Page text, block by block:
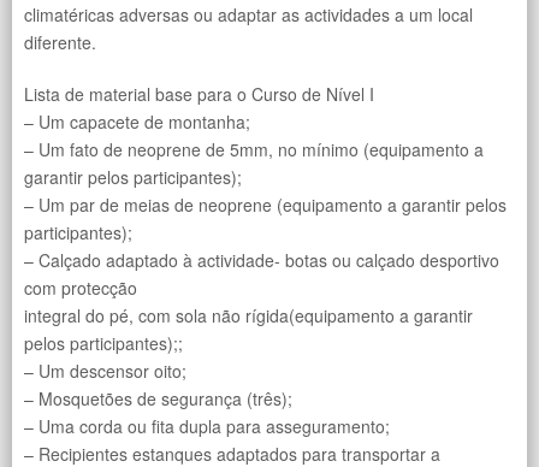
climatéricas adversas ou adaptar as actividades a um local
diferente.
Lista de material base para o Curso de Nível I
– Um capacete de montanha;
– Um fato de neoprene de 5mm, no mínimo (equipamento a
garantir pelos participantes);
– Um par de meias de neoprene (equipamento a garantir pelos
participantes);
– Calçado adaptado à actividade- botas ou calçado desportivo
com protecção
integral do pé, com sola não rígida(equipamento a garantir
pelos participantes);;
– Um descensor oito;
– Mosquetões de segurança (três);
– Uma corda ou fita dupla para asseguramento;
– Recipientes estanques adaptados para transportar a